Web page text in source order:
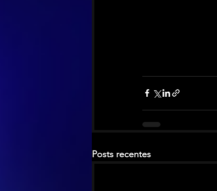
Posts recentes